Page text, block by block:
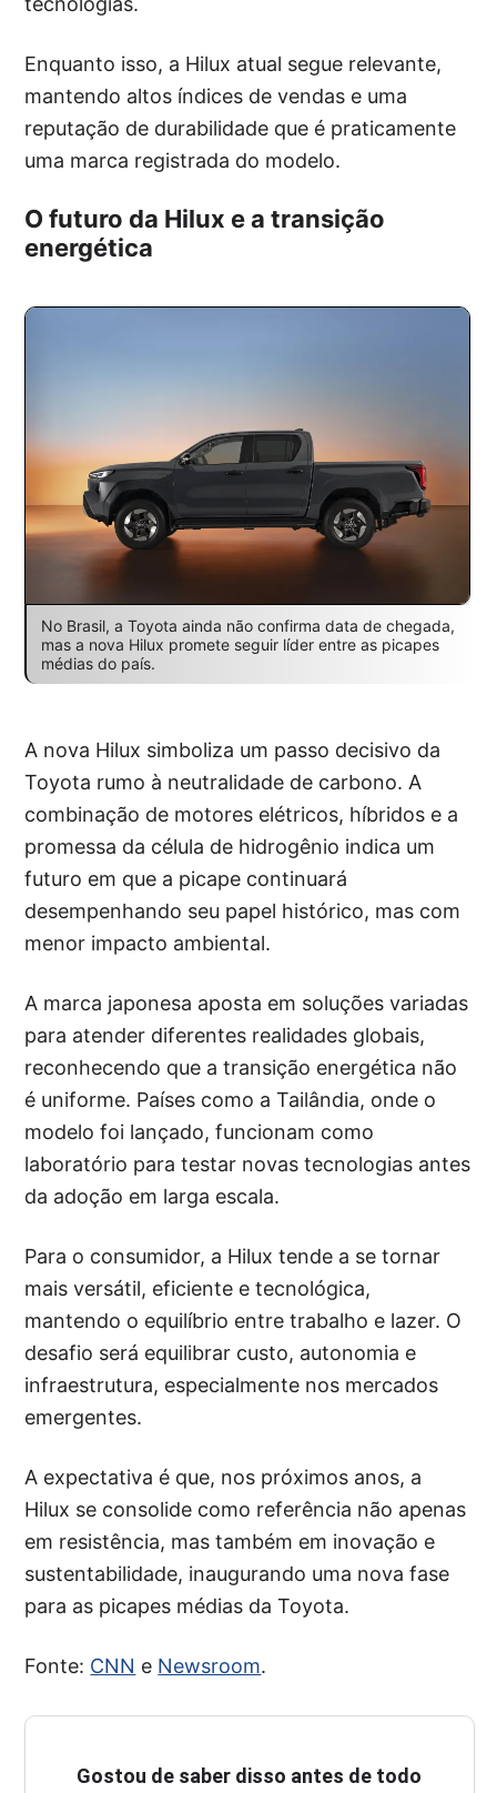
Enquanto isso, a Hilux atual segue relevante,
mantendo altos índices de vendas e uma
reputação de durabilidade que é praticamente
uma marca registrada do modelo.
O futuro da Hilux e a transição
energética
No Brasil, a Toyota ainda não confirma data de chegada,
mas a nova Hilux promete seguir líder entre as picapes
médias do país.
A nova Hilux simboliza um passo decisivo da
Toyota rumo à neutralidade de carbono. A
combinação de motores elétricos, híbridos e a
promessa da célula de hidrogênio indica um
futuro em que a picape continuará
desempenhando seu papel histórico, mas com
menor impacto ambiental.
A marca japonesa aposta em soluções variadas
para atender diferentes realidades globais,
reconhecendo que a transição energética não
é uniforme. Países como a Tailândia, onde o
modelo foi lançado, funcionam como
laboratório para testar novas tecnologias antes
da adoção em larga escala.
Para o consumidor, a Hilux tende a se tornar
mais versátil, eficiente e tecnológica,
mantendo o equilíbrio entre trabalho e lazer. O
desafio será equilibrar custo, autonomia e
infraestrutura, especialmente nos mercados
emergentes.
A expectativa é que, nos próximos anos, a
Hilux se consolide como referência não apenas
em resistência, mas também em inovação e
sustentabilidade, inaugurando uma nova fase
para as picapes médias da Toyota.
Fonte: CNN e Newsroom.
Gostou de saber disso antes de todo